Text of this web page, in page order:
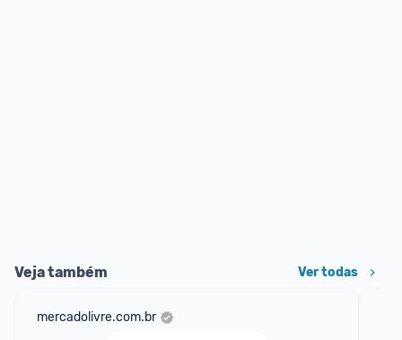
Veja também Ver todas
mercadolivre.com.br